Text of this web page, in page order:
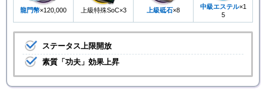
龍門幣×120,000 上級特殊SoC×3 上級砥石×8 中級エステル×1
5
ステータス上限開放
素質「功夫」効果上昇